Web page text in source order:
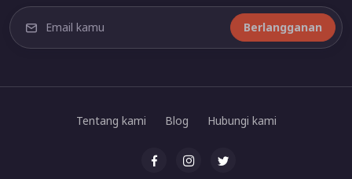
Berlangganan
Tentang kami Blog Hubungi kami